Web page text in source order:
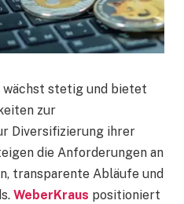
stetig und bietet
zur
Diversifizierung ihrer
die Anforderungen an
transparente Abläufe und
WeberKraus positioniert